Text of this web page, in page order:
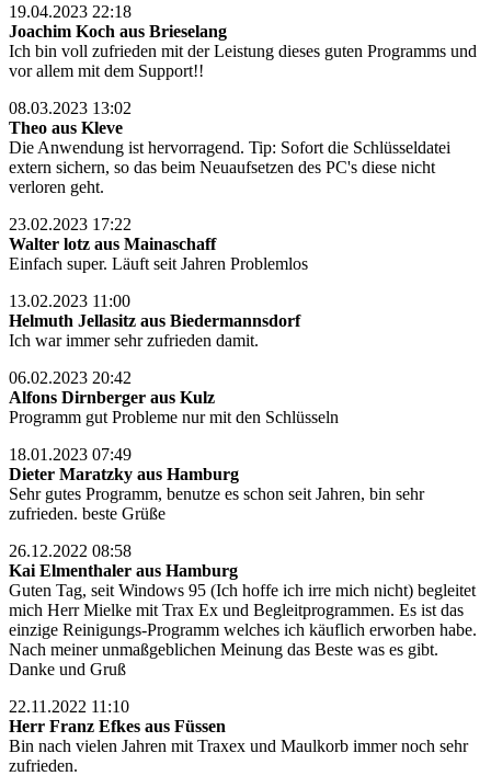
19.04.2023 22:18
Joachim Koch aus Brieselang
Ich bin voll zufrieden mit der Leistung dieses guten Programms und
vor allem mit dem Support!!
08.03.2023 13:02
Theo aus Kleve
Die Anwendung ist hervorragend. Tip: Sofort die Schlüsseldatei
extern sichern, so das beim Neuaufsetzen des PC's diese nicht
verloren geht.
23.02.2023 17:22
Walter lotz aus Mainaschaff
Einfach super. Läuft seit Jahren Problemlos
13.02.2023 11:00
Helmuth Jellasitz aus Biedermannsdorf
Ich war immer sehr zufrieden damit.
06.02.2023 20:42
Alfons Dirnberger aus Kulz
Programm gut Probleme nur mit den Schlüsseln
18.01.2023 07:49
Dieter Maratzky aus Hamburg
Sehr gutes Programm, benutze es schon seit Jahren, bin sehr
zufrieden. beste Grüße
26.12.2022 08:58
Kai Elmenthaler aus Hamburg
Guten Tag, seit Windows 95 (Ich hoffe ich irre mich nicht) begleitet
mich Herr Mielke mit Trax Ex und Begleitprogrammen. Es ist das
einzige Reinigungs-Programm welches ich käuflich erworben habe.
Nach meiner unmaßgeblichen Meinung das Beste was es gibt.
Danke und Gruß
22.11.2022 11:10
Herr Franz Efkes aus Füssen
Bin nach vielen Jahren mit Traxex und Maulkorb immer noch sehr
zufrieden.